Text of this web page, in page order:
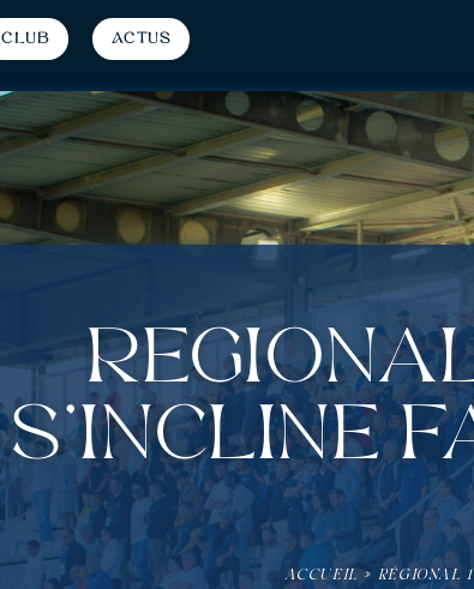
Club Actus
s’incline
ACCUEIL » RÉGIONAL